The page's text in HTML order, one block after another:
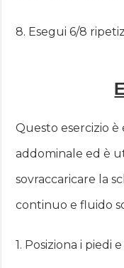
8. Esegui 6/8
Questo esercizio
addominale ed è
sovraccaricare la
continuo e fluido
1. Posiziona i piedi